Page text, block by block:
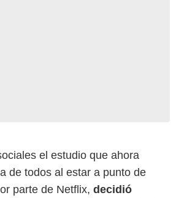
el estudio que ahora
de todos al estar a punto de
parte de Netflix, decidió